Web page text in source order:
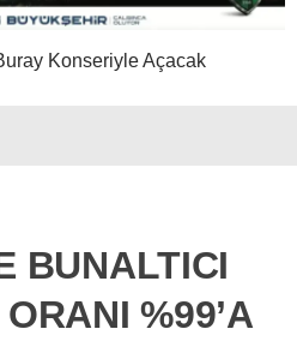
Konseriyle Açacak
BUNALTICI
%99’A